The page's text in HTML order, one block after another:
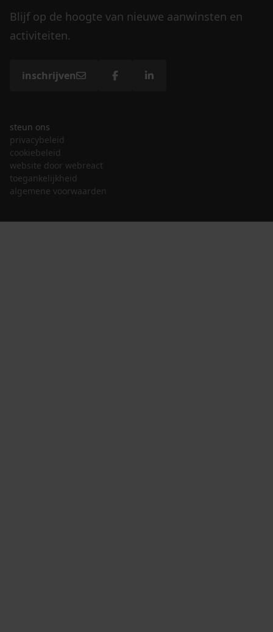
Blijf op de hoogte van nieuwe aanwinsten en
activiteiten.
inschrijven
steun ons
privacybeleid
cookiebeleid
website door webreact
toegankelijkheid
algemene voorwaarden